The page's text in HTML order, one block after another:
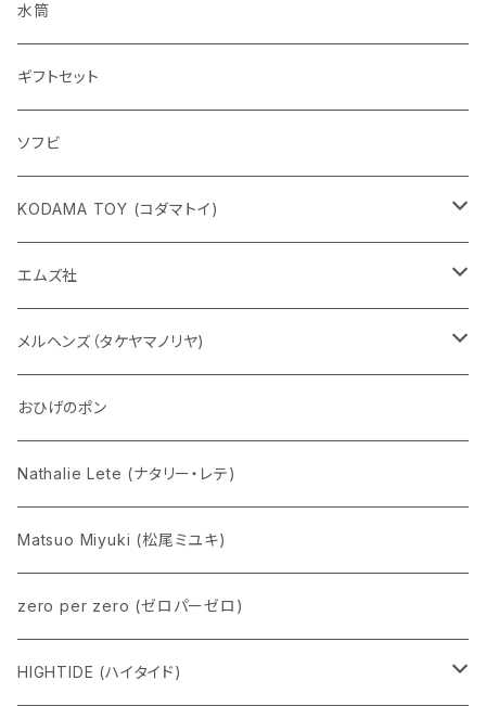
水筒
ギフトセット
ソフビ
KODAMA TOY (コダマトイ)
チャーミーちゃん
五型動物
Eddie パンダ
エムズ社
デコちゃん
クマちゃん
メルヘンズ（タケヤマノリヤ)
ケロペチーノ
おひげのポン
Nathalie Lete (ナタリー・レテ)
Matsuo Miyuki (松尾ミユキ)
zero per zero (ゼロパーゼロ)
HIGHTIDE (ハイタイド)